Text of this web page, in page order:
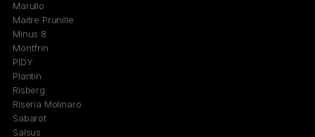
Marullo
Maitre Prunille
Minus 8
Montfrin
PIDY
Plantin
Risberg
Riseria Molinaro
Sabarot
Salsus